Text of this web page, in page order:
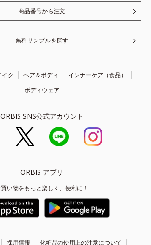
商品番号から注文
無料サンプルを探す
イク ヘア＆ボディ
インナーケア（食品）
ボディウェア
ORBIS SNS公式アカウント
ORBIS アプリ
い物をもっと楽しく、便利に！
採用情報 化粧品の使用上の注意について